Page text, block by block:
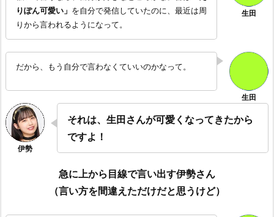
りぽん可愛い」 を自分で発信していたのに、最近は周
りから言われるようになって。
だから、もう自分で言わなくていいのかなって。
それは、生田さんが可愛くなってきたから
ですよ！
急に上から目線で言い出す伊勢さん
（言い方を間違えただけだと思うけど）